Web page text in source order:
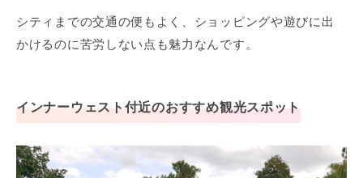
シティまでの交通の便もよく、ショッピングや遊びに出
かけるのに苦労しない点も魅力なんです。
インナーウェスト付近のおすすめ観光スポット